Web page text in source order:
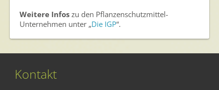
Weitere Infos zu den Pflanzenschutzmittel-
Unternehmen unter „Die IGP“.
Kontakt